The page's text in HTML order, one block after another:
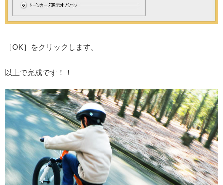
［OK］をクリックします。
以上で完成です！！